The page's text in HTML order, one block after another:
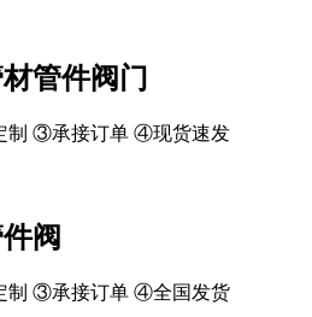
管件阀门
③承接订单 ④现货速发
阀
③承接订单 ④全国发货